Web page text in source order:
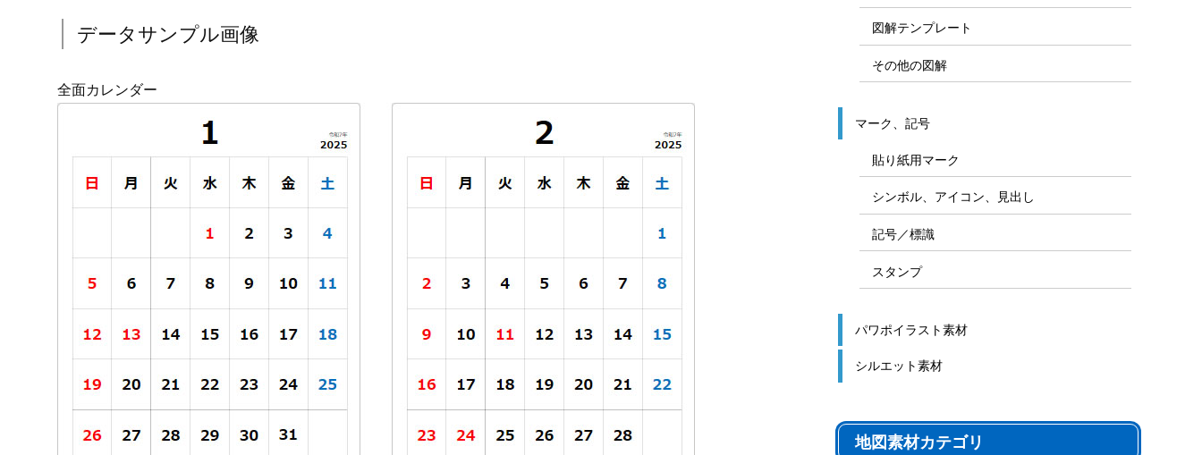
データサンプル画像
全面カレンダー
図解テンプレート
その他の図解
マーク、記号
貼り紙用マーク
シンボル、アイコン、見出し
記号／標識
スタンプ
パワポイラスト素材
シルエット素材
地図素材カテゴリ